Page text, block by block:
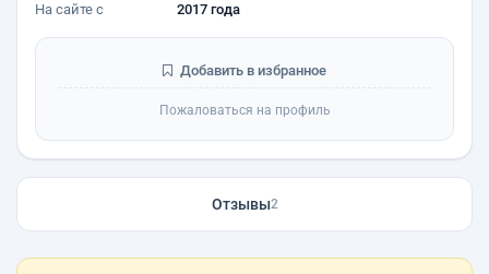
На сайте с
2017 года
Добавить в избранное
Пожаловаться на профиль
Отзывы2